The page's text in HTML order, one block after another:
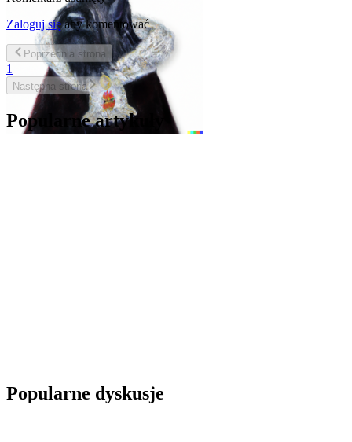
Zaloguj sięaby komentować
Poprzednia strona
1
Następna strona
Popularne artykuły
Popularne dyskusje